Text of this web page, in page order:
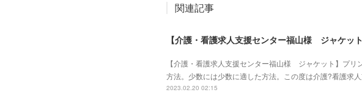
関連記事
【介護・看護求人支援センター福山様 ジャケット
【介護・看護求人支援センター福山様 ジャケット】プ
方法。少数には少数に適した方法。この度は介護?看護求
2023.02.20 02:15